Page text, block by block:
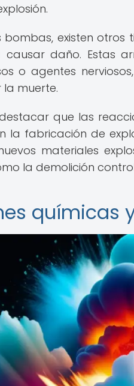
existen
daño. Estas
o agentes
muerte.
que las
la fabricación de
materiales
la demolición
químicas